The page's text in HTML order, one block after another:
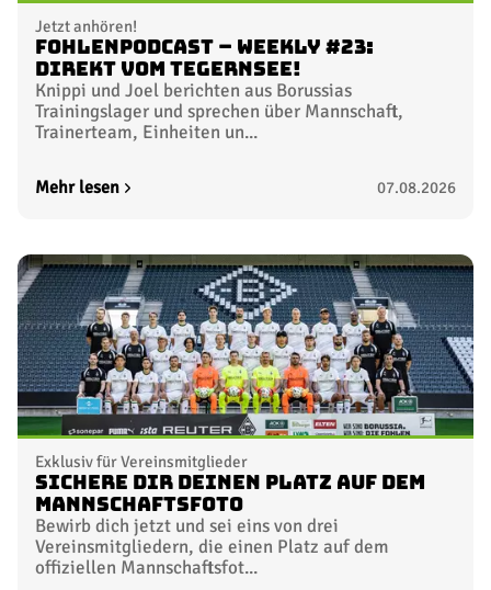
Jetzt anhören!
FohlenPodcast – Weekly #23:
Direkt vom Tegernsee!
Knippi und Joel berichten aus Borussias
Trainingslager und sprechen über Mannschaft,
Trainerteam, Einheiten un...
Mehr lesen 07.08.2026
Exklusiv für Vereinsmitglieder
Sichere dir deinen Platz auf dem
Mannschaftsfoto
Bewirb dich jetzt und sei eins von drei
Vereinsmitgliedern, die einen Platz auf dem
offiziellen Mannschaftsfot...